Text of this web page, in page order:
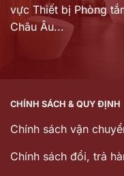
vực Thiết bị Phòng
Châu Âu...
CHÍNH SÁCH & QUY ĐỊNH
Chính sách vận
Chính sách đổi, trả